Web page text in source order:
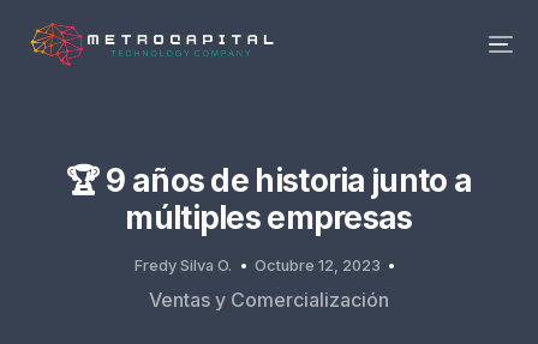
🏆 9 años de historia junto a
múltiples empresas
Fredy Silva O. Octubre 12, 2023
Ventas y Comercialización